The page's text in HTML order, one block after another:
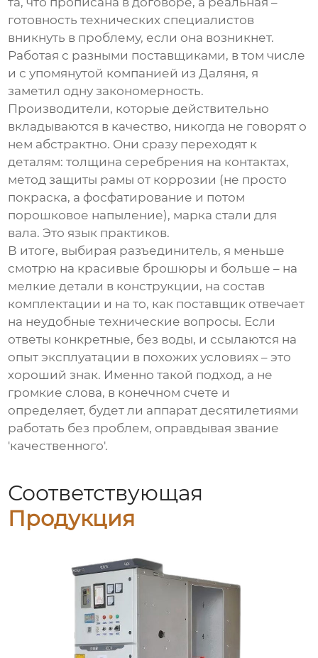
готовность технических специалистов
вникнуть в проблему, если она возникнет.
Работая с разными поставщиками, в том числе
и с упомянутой компанией из Даляня, я
заметил одну закономерность.
Производители, которые действительно
вкладываются в качество, никогда не говорят о
нем абстрактно. Они сразу переходят к
деталям: толщина серебрения на контактах,
метод защиты рамы от коррозии (не просто
покраска, а фосфатирование и потом
порошковое напыление), марка стали для
вала. Это язык практиков.
В итоге, выбирая разъединитель, я меньше
смотрю на красивые брошюры и больше – на
мелкие детали в конструкции, на состав
комплектации и на то, как поставщик отвечает
на неудобные технические вопросы. Если
ответы конкретные, без воды, и ссылаются на
опыт эксплуатации в похожих условиях – это
хороший знак. Именно такой подход, а не
громкие слова, в конечном счете и
определяет, будет ли аппарат десятилетиями
работать без проблем, оправдывая звание
'качественного'.
Соответствующая
Продукция